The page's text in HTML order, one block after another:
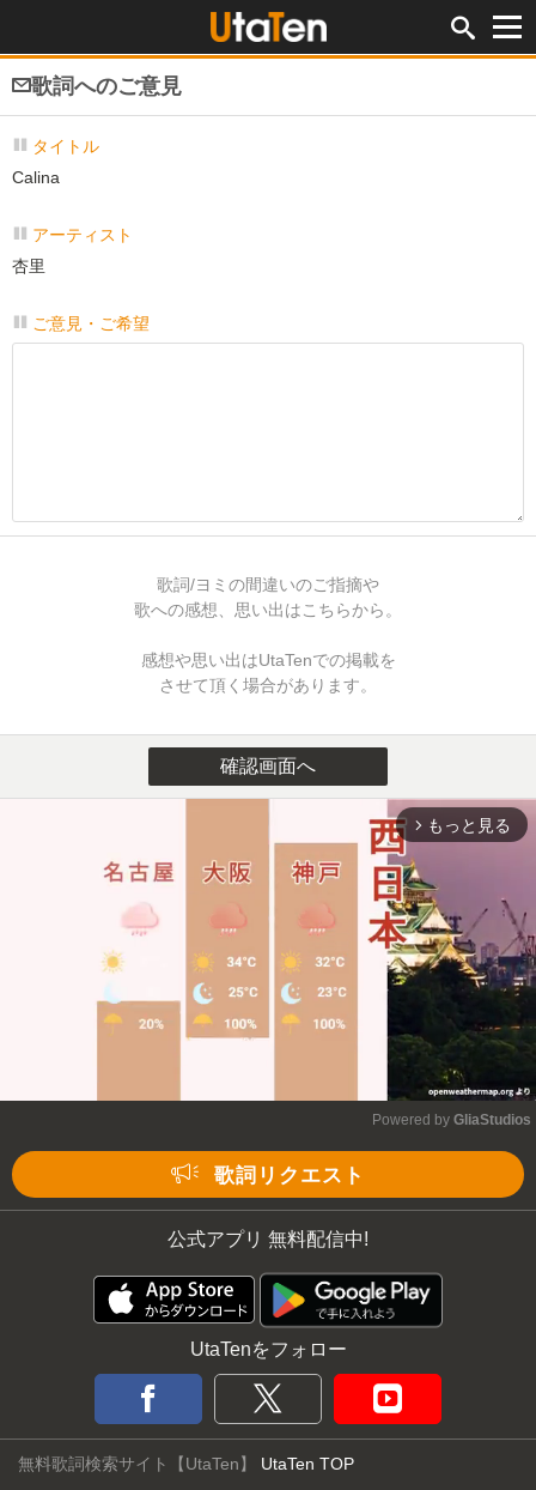
歌詞へのご意見
タイトル
Calina
アーティスト
杏里
ご意見・ご希望
歌詞/ヨミの間違いのご指摘や
歌への感想、思い出はこちらから。
感想や思い出はUtaTenでの掲載を
させて頂く場合があります。
確認画面へ
arrow_forward_ios もっと見る
Powered by GliaStudios
歌詞リクエスト
公式アプリ 無料配信中!
UtaTenをフォロー
無料歌詞検索サイト【UtaTen】 UtaTen TOP